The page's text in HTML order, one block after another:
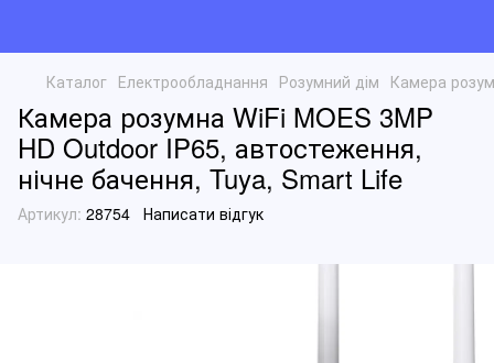
Каталог Електрообладнання Розумний дім Камера
Камера розумна WiFi MOES 3MP
HD Outdoor IP65, автостеження,
нічне бачення, Tuya, Smart Life
Артикул: 28754 Написати відгук